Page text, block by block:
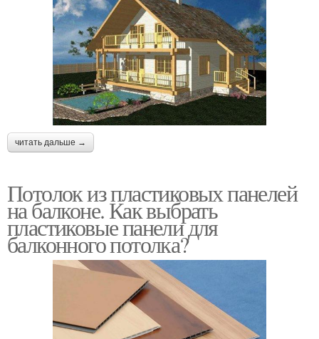
читать дальше →
Потолок из пластиковых панелей
на балконе. Как выбрать
пластиковые панели для
балконного потолка?